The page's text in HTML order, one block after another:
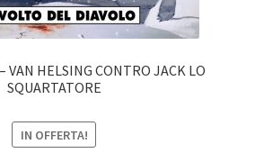
VAN HELSING CONTRO JACK LO
SQUARTATORE
IN OFFERTA!